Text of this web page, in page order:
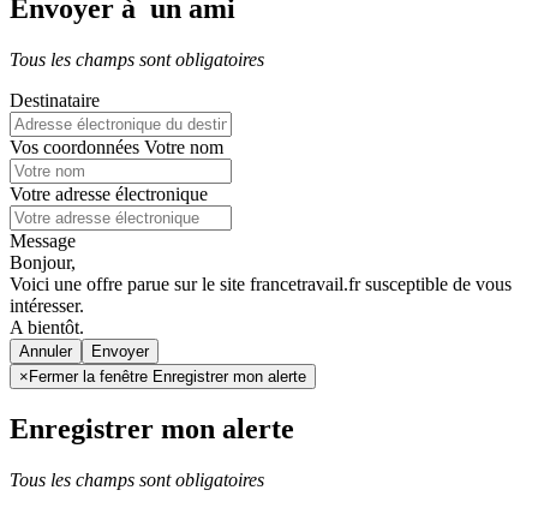
Envoyer à un ami
Tous les champs sont obligatoires
Destinataire
Vos coordonnées Votre nom
Votre adresse électronique
Message
Bonjour,
Voici une offre parue sur le site francetravail.fr susceptible de vous
intéresser.
A bientôt.
Annuler
× Fermer la fenêtre Enregistrer mon alerte
Enregistrer mon alerte
Tous les champs sont obligatoires